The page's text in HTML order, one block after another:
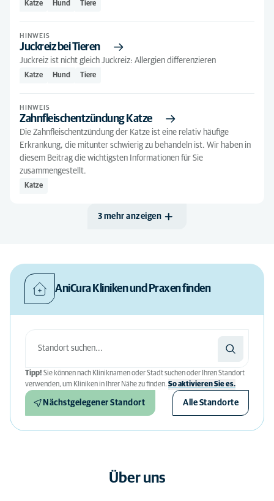
Hund
Seniorhund
Welpen
Katze Hund Tiere
HINWEIS
Juckreiz bei Tieren
Juckreiz ist nicht gleich Juckreiz: Allergien differenzieren
Katze Hund Tiere
HINWEIS
Zahnfleischentzündung Katze
Die Zahnfleischentzündung der Katze ist eine relativ häufige
Erkrankung, die mitunter schwierig zu behandeln ist. Wir haben in
diesem Beitrag die wichtigsten Informationen für Sie
zusammengestellt.
Katze
3 mehr anzeigen
AniCura Kliniken und Praxen finden
Tipp! Sie können nach Kliniknamen oder Stadt suchen oder Ihren Standort
verwenden, um Kliniken in Ihrer Nähe zu finden. So aktivieren Sie es.
Nächstgelegener Standort Alle Standorte
Über uns